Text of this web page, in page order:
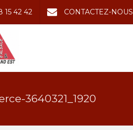
15 42 42 CONTACTEZ-NOUS
3640321_1920